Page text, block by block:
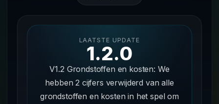
LAATSTE UPDATE
1.2.0
V1.2 Grondstoffen en kosten: We
hebben 2 cijfers verwijderd van alle
grondstoffen en kosten in het spel om